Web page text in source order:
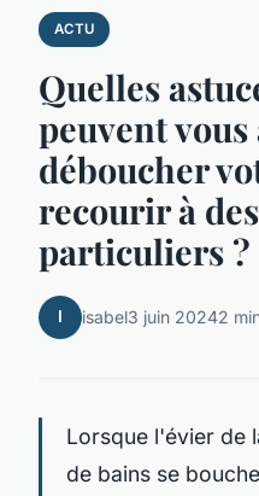
ACTU
Quelles
peuvent vous
déboucher
recourir à
particuliers ?
I isabel3 juin 20242
Lorsque l'évier de
de bains se